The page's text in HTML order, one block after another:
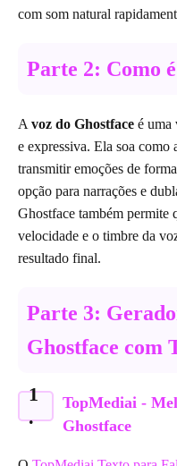
com som natural
Parte 2: Como
A voz do Ghostface é uma
e expressiva. Ela soa como
transmitir emoções de
opção para narrações e
Ghostface também permite
velocidade e o timbre da
resultado final.
Parte 3:
Ghostface com
1
.
TopMediai -
Ghostface